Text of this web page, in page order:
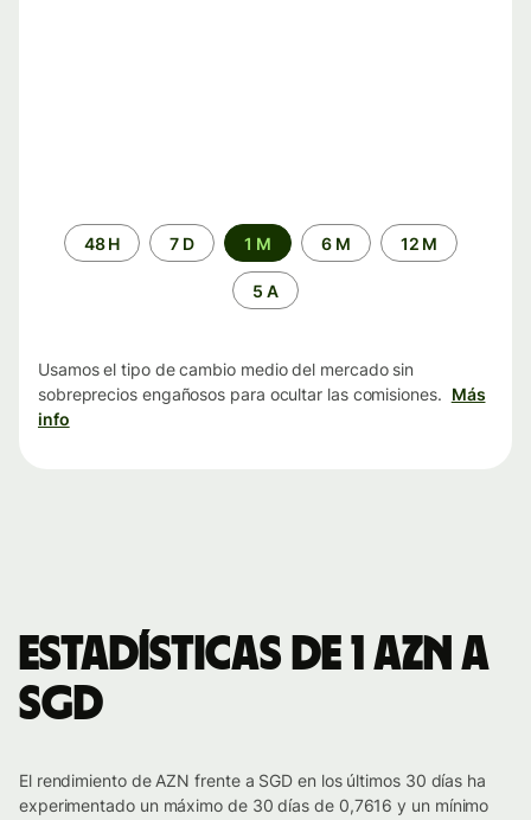
Periodo48 H 7 D 1 M 6 M 12 M
5 A
Usamos el tipo de cambio medio del mercado sin
sobreprecios engañosos para ocultar las comisiones. Más
info
Estadísticas de 1 AZN a
SGD
El rendimiento de AZN frente a SGD en los últimos 30 días ha
experimentado un máximo de 30 días de 0,7616 y un mínimo